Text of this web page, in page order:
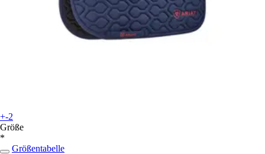
+-2
Größe
*
Größentabelle